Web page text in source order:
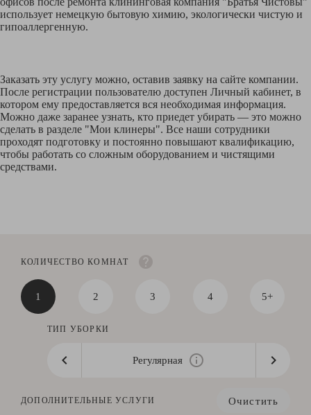
использует немецкую бытовую химию, экологически чистую и
гипоаллергенную.
Заказать эту услугу можно, оставив заявку на сайте компании.
После регистрации пользователю доступен Личный кабинет, в
котором ему предоставляется вся необходимая информация.
Можно даже заранее узнать, кто приедет убирать — это можно
сделать в разделе "Мои клинеры". Все наши сотрудники
проходят подготовку и постоянно повышают квалификацию,
чтобы работать со сложным оборудованием и чистящими
средствами.
КОЛИЧЕСТВО КОМНАТ
1 2 3 4 5+
ТИП УБОРКИ
Регулярная
ДОПОЛНИТЕЛЬНЫЕ УСЛУГИ Очистить